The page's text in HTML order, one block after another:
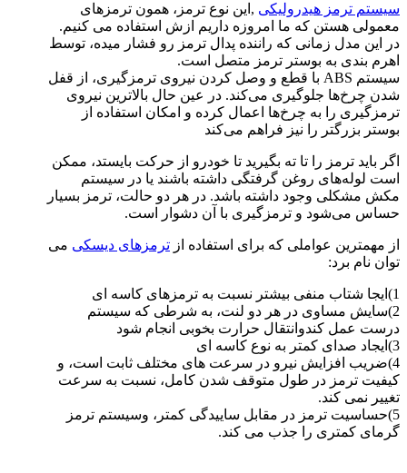
سیستم ترمز هیدرولیکی ,این نوع ترمز، همون ترمزهای
معمولی هستن که ما امروزه داریم ازش استفاده می کنیم.
در این مدل زمانی که راننده پدال ترمز رو فشار میده، توسط
اهرم بندی به بوستر ترمز متصل است.
سیستم ABS با قطع و وصل کردن نیروی ترمزگیری، از قفل
شدن چرخ‌ها جلوگیری می‌کند. در عین حال بالاترین نیروی
ترمزگیری را به چرخ‌ها اعمال کرده و امکان استفاده از
بوستر بزرگتر را نیز فراهم می‌کند
اگر باید ترمز را تا ته بگیرید تا خودرو از حرکت بایستد، ممکن
است لوله‌های روغن گرفتگی داشته باشند یا در سیستم
مکش مشکلی وجود داشته باشد. در هر دو حالت، ترمز بسیار
حساس می‌شود و ترمزگیری با آن دشوار است.
از مهمترین عواملی که برای استفاده از ترمزهای دیسکی می
توان نام برد:
1)ایجا شتاب منفی بیشتر نسبت به ترمزهای کاسه ای
2)سایش مساوی در هر دو لنت، به شرطی که سیستم
درست عمل کندوانتقال حرارت بخوبی انجام شود
3)ایجاد صدای کمتر به نوع کاسه ای
4)ضریب افزایش نیرو در سرعت های مختلف ثابت است، و
کیفیت ترمز در طول متوقف شدن کامل، نسبت به سرعت
تغییر نمی کند.
5)حساسیت ترمز در مقابل ساییدگی کمتر، وسیستم ترمز
گرمای کمتری را جذب می کند.